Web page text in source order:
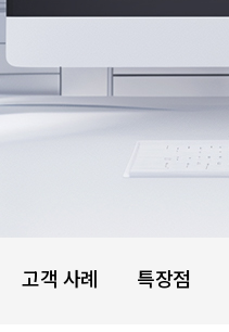
고객 사례 특장점